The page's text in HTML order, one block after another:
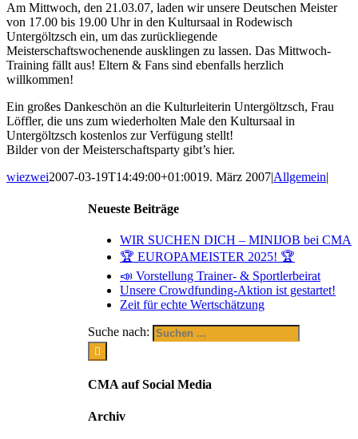
Am Mittwoch, den 21.03.07, laden wir unsere Deutschen Meister
von 17.00 bis 19.00 Uhr in den Kultursaal in Rodewisch
Untergöltzsch ein, um das zurückliegende
Meisterschaftswochenende ausklingen zu lassen. Das Mittwoch-
Training fällt aus! Eltern & Fans sind ebenfalls herzlich
willkommen!
Ein großes Dankeschön an die Kulturleiterin Untergöltzsch, Frau
Löffler, die uns zum wiederholten Male den Kultursaal in
Untergöltzsch kostenlos zur Verfügung stellt!
Bilder von der Meisterschaftsparty gibt’s hier.
wiezwei2007-03-19T14:49:00+01:0019. März 2007|Allgemein|
Neueste Beiträge
WIR SUCHEN DICH – MINIJOB bei CMA
🏆 EUROPAMEISTER 2025! 🏆
📣 Vorstellung Trainer- & Sportlerbeirat
Unsere Crowdfunding-Aktion ist gestartet!
Zeit für echte Wertschätzung
Suche nach:
CMA auf Social Media
Archiv